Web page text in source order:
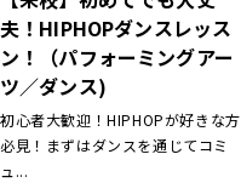
夫！HIPHOPダンスレッス
ン！（パフォーミングアー
ツ／ダンス)
初心者大歓迎！HIPHOPが好きな方
必見！まずはダンスを通じてコミ
ュ...